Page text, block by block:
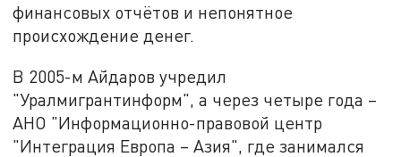
финансовых отчётов и непонятное
происхождение денег.
В 2005-м Айдаров учредил
"Уралмигрантинформ", а через четыре года –
АНО "Информационно-правовой центр
"Интеграция Европа – Азия", где занимался